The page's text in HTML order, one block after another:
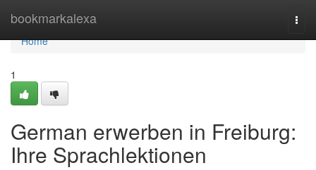
bookmarkalexa
Home
Home
1
German erwerben in Freiburg:
Ihre Sprachlektionen